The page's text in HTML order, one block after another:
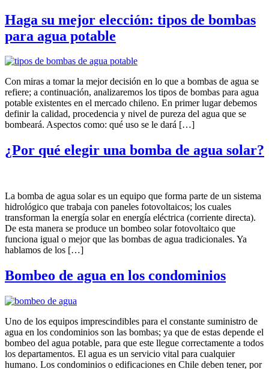
Haga su mejor elección: tipos de bombas
para agua potable
Con miras a tomar la mejor decisión en lo que a bombas de agua se
refiere; a continuación, analizaremos los tipos de bombas para agua
potable existentes en el mercado chileno. En primer lugar debemos
definir la calidad, procedencia y nivel de pureza del agua que se
bombeará. Aspectos como: qué uso se le dará […]
¿Por qué elegir una bomba de agua solar?
La bomba de agua solar es un equipo que forma parte de un sistema
hidrológico que trabaja con paneles fotovoltaicos; los cuales
transforman la energía solar en energía eléctrica (corriente directa).
De esta manera se produce un bombeo solar fotovoltaico que
funciona igual o mejor que las bombas de agua tradicionales. Ya
hablamos de los […]
Bombeo de agua en los condominios
Uno de los equipos imprescindibles para el constante suministro de
agua en los condominios son las bombas; ya que de estas depende el
bombeo del agua potable, para que este llegue correctamente a todos
los departamentos. El agua es un servicio vital para cualquier
humano. Los condominios o edificaciones en Chile deben tener, por